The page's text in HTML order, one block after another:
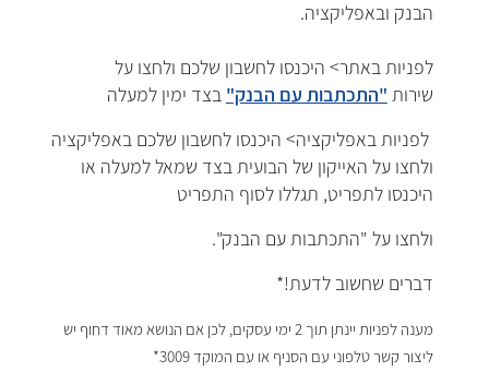
הבנק ובאפליקציה.
לפניות באתר> היכנסו לחשבון שלכם ולחצו על
שירות "התכתבות עם הבנק" בצד ימין למעלה
לפניות באפליקציה> היכנסו לחשבון שלכם באפליקציה
ולחצו על האייקון של הבועית בצד שמאל למעלה או
היכנסו לתפריט, תגללו לסוף התפריט
ולחצו על "התכתבות עם הבנק".
דברים שחשוב לדעת!*
מענה לפניות יינתן תוך 2 ימי עסקים, לכן אם הנושא מאוד דחוף יש
ליצור קשר טלפוני עם הסניף או עם המוקד 3009*